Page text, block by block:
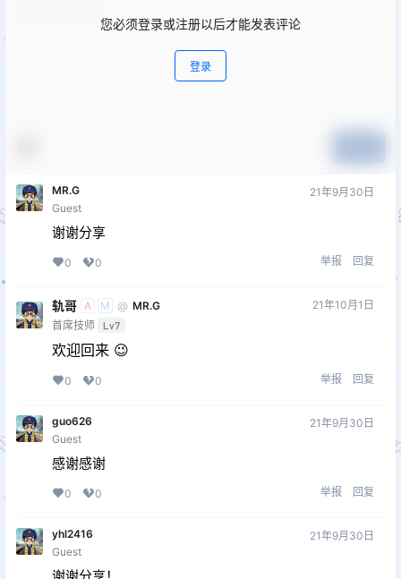
您必须登录或注册以后才能发表评论
登录
MR.G
Guest
21年9月30日
谢谢分享
0 0 举报 回复
轨哥 A M @ MR.G
首席技师 Lv7
21年10月1日
欢迎回来 😉
0 0 举报 回复
guo626
Guest
21年9月30日
感谢感谢
0 0 举报 回复
yhl2416
Guest
21年9月30日